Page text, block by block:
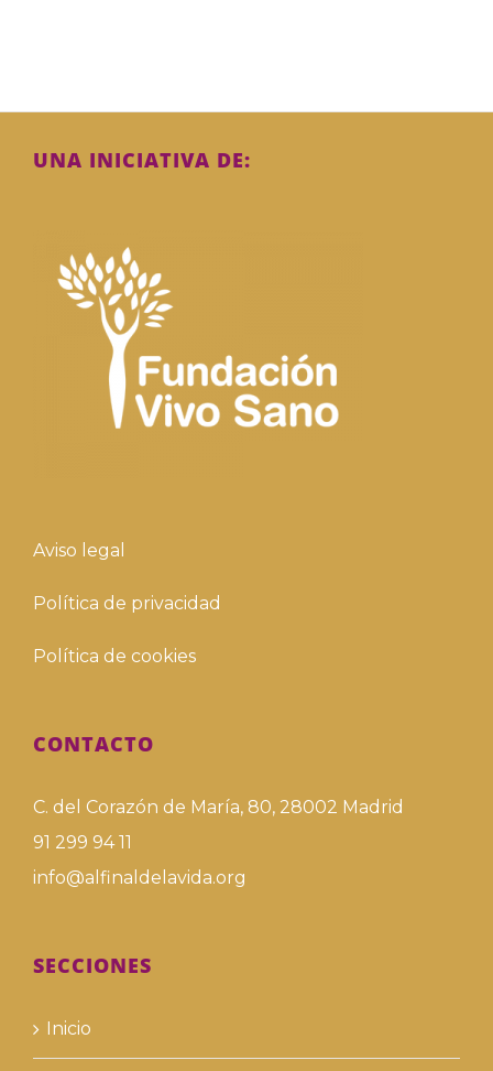
UNA INICIATIVA DE:
Aviso legal
Política de privacidad
Política de cookies
CONTACTO
C. del Corazón de María, 80, 28002 Madrid
91 299 94 11
info@alfinaldelavida.org
SECCIONES
Inicio